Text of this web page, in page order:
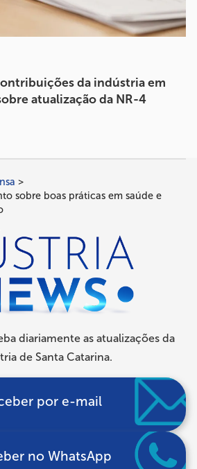
da indústria em
atualização da NR-4
sobre boas práticas em saúde e
diariamente as atualizações da
de Santa Catarina.
por e-mail
no WhatsApp